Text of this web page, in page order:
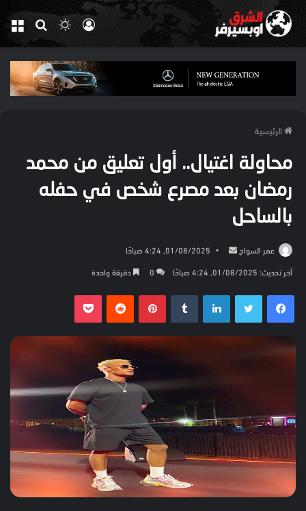
بحث
عن
الوضع
المظلم
تسجيل
الدخول
الرئيسية
محاولة اغتيال.. أول تعليق من محمد
رمضان بعد مصرع شخص في حفله
بالساحل
عمر السواح
أرسل 01/08/2025, 4:24 صباحًا
آخر تحديث: 01/08/2025, 4:24 صباحًا
0 دقيقة واحدة
فيسبوكتويتر لينكدإن بينتيريست بوكيت